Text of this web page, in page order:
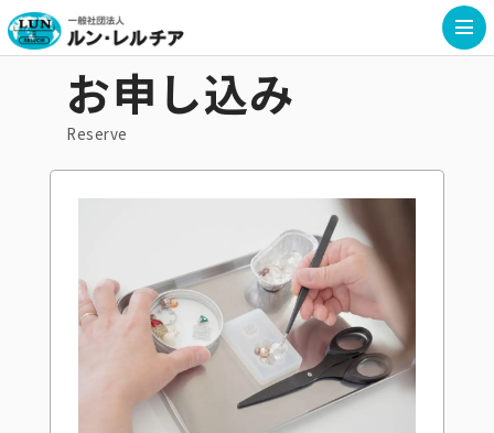
お申し込み
Reserve